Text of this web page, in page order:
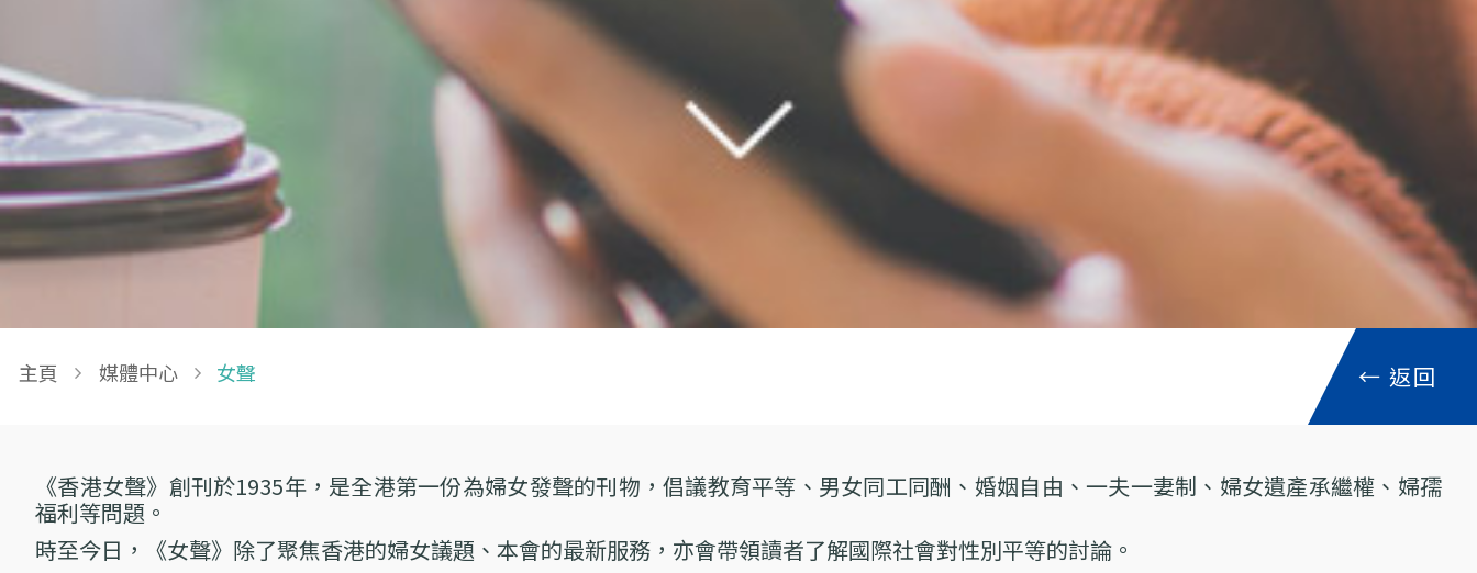
Breadcrumb
主頁 媒體中心 女聲 ← 返回
《香港女聲》創刊於1935年，是全港第一份為婦女發聲的刊物，倡議教育平等、男女同工同酬、婚姻自由、一夫一妻制、婦女遺產承繼權、婦孺
福利等問題。
時至今日，《女聲》除了聚焦香港的婦女議題、本會的最新服務，亦會帶領讀者了解國際社會對性別平等的討論。